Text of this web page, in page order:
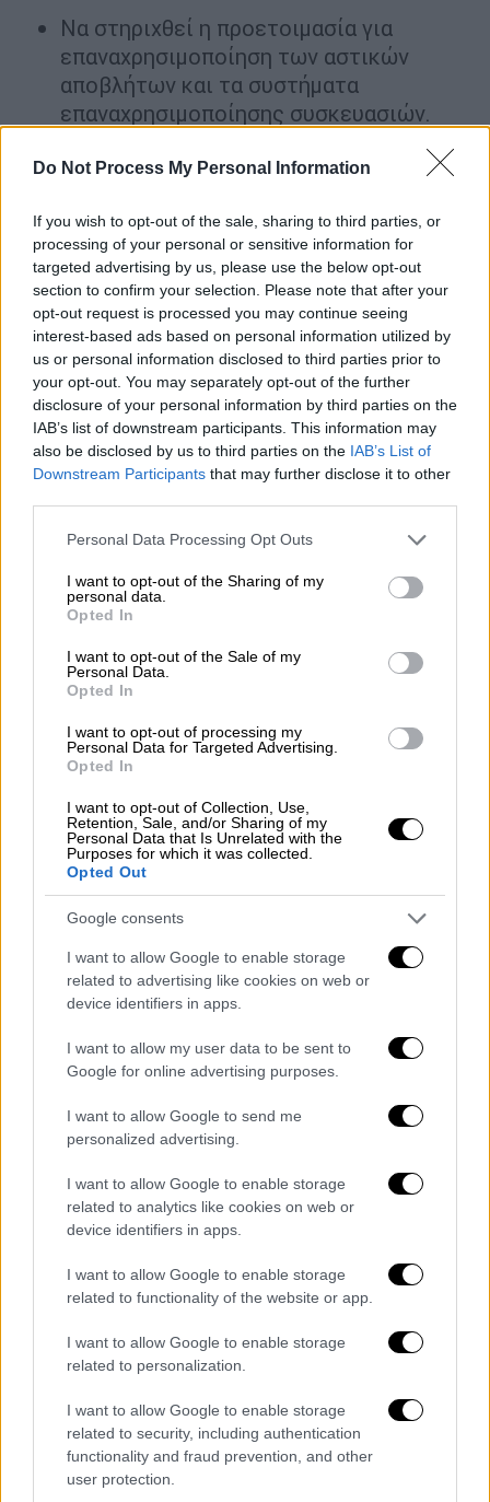
Do Not Process My Personal Information
If you wish to opt-out of the sale, sharing to third parties, or
processing of your personal or sensitive information for
targeted advertising by us, please use the below opt-out
section to confirm your selection. Please note that after your
opt-out request is processed you may continue seeing
interest-based ads based on personal information utilized by
us or personal information disclosed to third parties prior to
your opt-out. You may separately opt-out of the further
disclosure of your personal information by third parties on the
IAB’s list of downstream participants. This information may
also be disclosed by us to third parties on the IAB’s List of
Downstream Participants that may further disclose it to other
Please note that this website/app uses one or more Google
not limited to your visit or usage behaviour. You may click to
grant or deny consent to Google and its third-party tags to
use your data for below specified purposes in below Google
consent section.
Personal Data Processing Opt Outs
I want to opt-out of the Sharing of my
personal data.
Opted In
I want to opt-out of the Sale of my
Personal Data.
Opted In
I want to opt-out of processing my
Personal Data for Targeted Advertising.
Opted In
I want to opt-out of Collection, Use,
Retention, Sale, and/or Sharing of my
Personal Data that Is Unrelated with the
Purposes for which it was collected.
Opted Out
Google consents
I want to allow Google to enable storage
related to advertising like cookies on web or
device identifiers in apps.
I want to allow my user data to be sent to
Google for online advertising purposes.
I want to allow Google to send me
personalized advertising.
I want to allow Google to enable storage
related to analytics like cookies on web or
device identifiers in apps.
I want to allow Google to enable storage
related to functionality of the website or app.
I want to allow Google to enable storage
related to personalization.
I want to allow Google to enable storage
related to security, including authentication
functionality and fraud prevention, and other
user protection.
Να στηριχθεί η προετοιμασία για
επαναχρησιμοποίηση των αστικών
αποβλήτων και τα συστήματα
επαναχρησιμοποίησης συσκευασιών.
χωριστή συλλογή στην πηγή (ιδίως για
βελτιωθεί η ευαισθητοποίηση των
πολιτών όσον αφορά τον διαχωρισμό
και την πρόληψη δημιουργίας των
αποβλήτων.
Να εφαρμοστούν οικονομικά μέσα, όπως
η πληρωμή κατά την απόρριψη και η
αύξηση του φόρου υγειονομικής ταφής
με σκοπό την παροχή κινήτρων για τη
χωριστή συλλογή στην πηγή και την
ελαχιστοποίηση των αποβλήτων που
καταλήγουν σε χώρους υγειονομικής
ταφής.
επεξεργασίας αποβλήτων που
συνδέονται με τα υψηλότερα στάδια της
ιεράρχησης των αποβλήτων (ειδικότερα,
ενίσχυση της ικανότητας επεξεργασίας
υποστήριξη της οικιακής
λιπασματοποίησης) και να θεσπιστεί
σύστημα διαχείρισης ποιότητας για το
λίπασμα/χώνευμα από βιολογικά
απόβλητα.
Να βελτιωθεί το σύστημα διαχείρισης
δεδομένων ώστε να παρουσιάζονται
δεδομένων (π.χ. απορρίμματα
συσκευασίας).
Προτεινόμενες δράσεις
Στις δράσεις που προτείνει η έκθεση
συγκαταλέγεται η διασφάλιση της
παύσης
λειτουργίας των χώρων υγειονομικής ταφής
και της ανεξέλεγκτης απόθεσης
με τις
απαραίτητες επιθεωρήσεις και ελέγχους.
υποχρεωτικών δεικτών και στόχων για τη
χωριστή συλλογή αποβλήτων, οι οποίοι θα
πρέπει να επιτευχθούν από τους φορείς που
είναι αρμόδιοι για τη συλλογή (π.χ. δήμοι) με
την επίτευξη υψηλότερων ποσοστών
δέσμευσης. Αυτό μπορεί να συμπληρωθεί με
σύστημα οικονομικών επιβραβεύσεων